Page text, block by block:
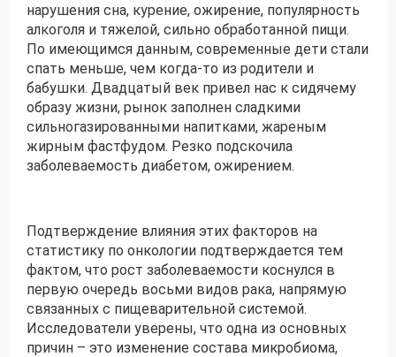
нарушения сна, курение, ожирение, популярность
алкоголя и тяжелой, сильно обработанной пищи.
По имеющимся данным, современные дети стали
спать меньше, чем когда-то из родители и
бабушки. Двадцатый век привел нас к сидячему
образу жизни, рынок заполнен сладкими
сильногазированными напитками, жареным
жирным фастфудом. Резко подскочила
заболеваемость диабетом, ожирением.
Подтверждение влияния этих факторов на
статистику по онкологии подтверждается тем
фактом, что рост заболеваемости коснулся в
первую очередь восьми видов рака, напрямую
связанных с пищеварительной системой.
Исследователи уверены, что одна из основных
причин – это изменение состава микробиома,